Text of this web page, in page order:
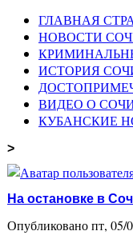
ГЛАВНАЯ
НОВОСТИ
ИСТОРИЯ
ВИДЕО О
КУБАНСКИЕ
>
На остановке в
Опубликовано пт, 05/